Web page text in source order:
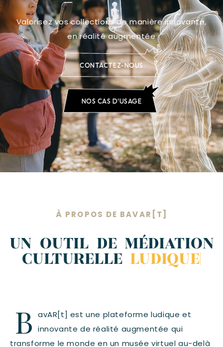
Valorisez vos collections de manière innovante,
en réalité augmentée
CONTACTEZ-NOUS
NOS CAS D'USAGE
À PROPOS DE BAVAR[T]
UN OUTIL DE MÉDIATION
CULTURELLE INNOVANT
B avAR[t] est une plateforme ludique et
innovante de réalité augmentée qui
transforme le monde en un musée virtuel au-delà